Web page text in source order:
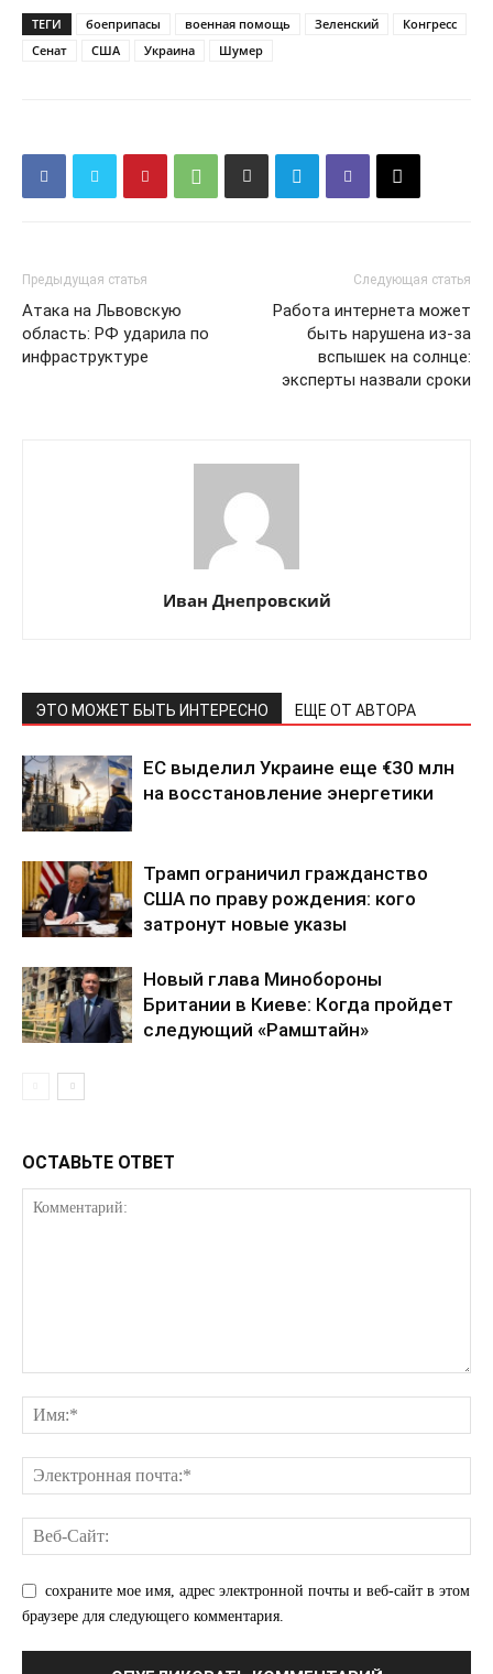
ТЕГИ боеприпасы военная помощь Зеленский
Конгресс
Сенат
США Украина Шумер
Предыдущая статья
Атака на Львовскую
область: РФ ударила по
инфраструктуре
Следующая статья
Работа интернета может
быть нарушена из-за
вспышек на солнце:
эксперты назвали сроки
Иван Днепровский
ЭТО МОЖЕТ БЫТЬ ИНТЕРЕСНО ЕЩЕ ОТ АВТОРА
ЕС выделил Украине еще €30 млн
на восстановление энергетики
Трамп ограничил гражданство
США по праву рождения: кого
затронут новые указы
Новый глава Минобороны
Британии в Киеве: Когда пройдет
следующий «Рамштайн»
ОСТАВЬТЕ ОТВЕТ
сохраните мое имя, адрес электронной почты и веб-сайт в этом
браузере для следующего комментария.